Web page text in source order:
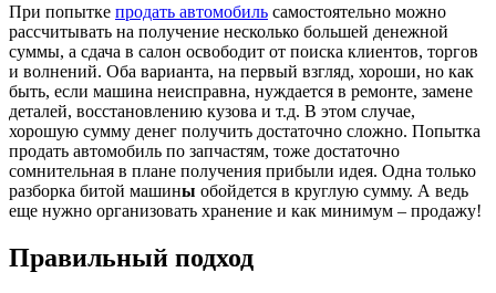
При попытке продать автомобиль самостоятельно можно
рассчитывать на получение несколько большей денежной
суммы, а сдача в салон освободит от поиска клиентов, торгов
и волнений. Оба варианта, на первый взгляд, хороши, но как
быть, если машина неисправна, нуждается в ремонте, замене
деталей, восстановлению кузова и т.д. В этом случае,
хорошую сумму денег получить достаточно сложно. Попытка
продать автомобиль по запчастям, тоже достаточно
сомнительная в плане получения прибыли идея. Одна только
разборка битой машины обойдется в круглую сумму. А ведь
еще нужно организовать хранение и как минимум – продажу!
Правильный подход